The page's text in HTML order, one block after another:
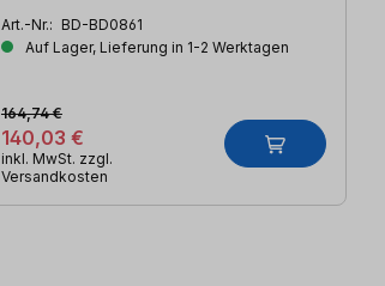
Art.-Nr.: BD-BD0861
Auf Lager, Lieferung in 1-2 Werktagen
140,03 €
164,74 €
inkl. MwSt. zzgl.
Versandkosten